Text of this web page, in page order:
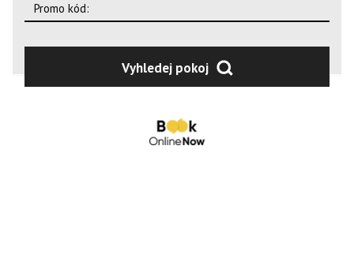
Dospělí: 2 Děti: 1
Děti: 2
Vyhledej pokoj